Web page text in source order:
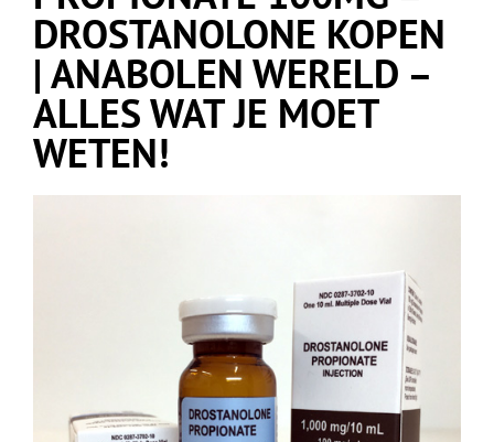
DROSTANOLONE KOPEN
| ANABOLEN WERELD –
ALLES WAT JE MOET
WETEN!